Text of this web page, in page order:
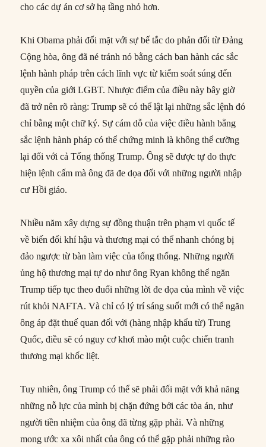
cho các dự án cơ sở hạ tầng nhỏ hơn.
Khi Obama phải đối mặt với sự bế tắc do phản đối từ Đảng
Cộng hòa, ông đã né tránh nó bằng cách ban hành các sắc
lệnh hành pháp trên cách lĩnh vực từ kiểm soát súng đến
quyền của giới LGBT. Nhược điểm của điều này bây giờ
đã trở nên rõ ràng: Trump sẽ có thể lật lại những sắc lệnh đó
chỉ bằng một chữ ký. Sự cám dỗ của việc điều hành bằng
sắc lệnh hành pháp có thể chứng minh là không thể cưỡng
lại đối với cả Tổng thống Trump. Ông sẽ được tự do thực
hiện lệnh cấm mà ông đã đe dọa đối với những người nhập
cư Hồi giáo.
Nhiều năm xây dựng sự đồng thuận trên phạm vi quốc tế
về biến đổi khí hậu và thương mại có thể nhanh chóng bị
đảo ngược từ bàn làm việc của tổng thống. Những người
ủng hộ thương mại tự do như ông Ryan không thể ngăn
Trump tiếp tục theo đuổi những lời đe dọa của mình về việc
rút khỏi NAFTA. Và chỉ có lý trí sáng suốt mới có thể ngăn
ông áp đặt thuế quan đối với (hàng nhập khẩu từ) Trung
Quốc, điều sẽ có nguy cơ khơi mào một cuộc chiến tranh
thương mại khốc liệt.
Tuy nhiên, ông Trump có thể sẽ phải đối mặt với khả năng
những nỗ lực của mình bị chặn đứng bởi các tòa án, như
người tiền nhiệm của ông đã từng gặp phải. Và những
mong ước xa xôi nhất của ông có thể gặp phải những rào